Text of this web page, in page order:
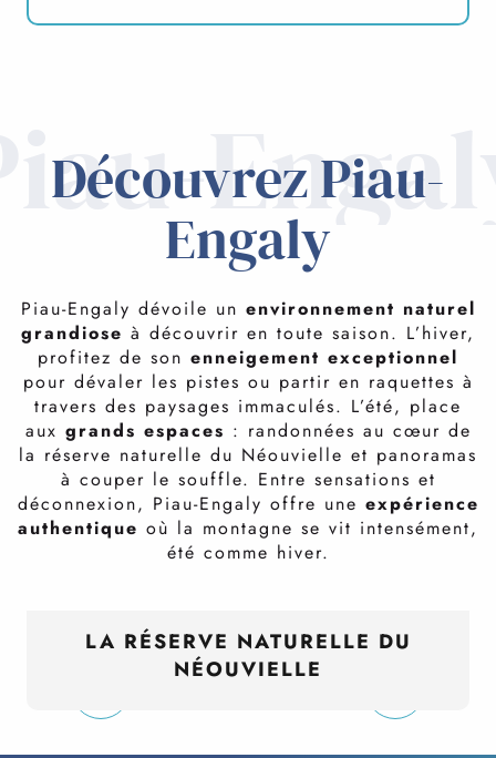
Découvrez Piau-
Engaly
Piau-Engaly dévoile un environnement naturel
grandiose à découvrir en toute saison. L’hiver,
profitez de son enneigement exceptionnel
pour dévaler les pistes ou partir en raquettes à
travers des paysages immaculés. L’été, place
aux grands espaces : randonnées au cœur de
la réserve naturelle du Néouvielle et panoramas
à couper le souffle. Entre sensations et
déconnexion, Piau-Engaly offre une expérience
authentique où la montagne se vit intensément,
été comme hiver.
LA RÉSERVE NATURELLE DU
NÉOUVIELLE